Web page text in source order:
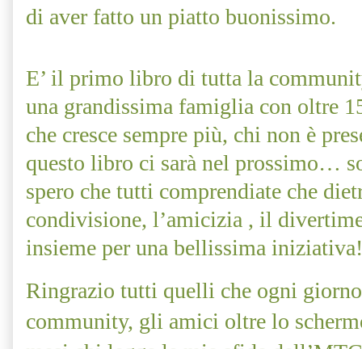
di aver fatto un piatto buonissimo.
E’ il primo libro di tutta la
una grandissima famiglia con oltre
che cresce sempre più, chi non è
questo libro ci sarà nel prossimo…
spero che tutti comprendiate che
condivisione, l’amicizia , il
insieme per una bellissima iniziativa!
Ringrazio tutti quelli che ogni
community, gli amici oltre lo